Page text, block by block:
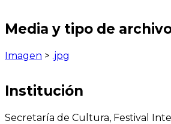
Media y tipo de
Imagen > .jpg
Institución
Secretaría de Cultura, Festival